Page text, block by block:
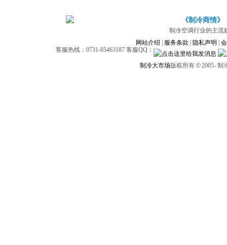
《制冷商情》
制冷空调行业的主流
网站介绍
服务条款 隐私声明
客服热线：0731-85463187 客服QQ：
制冷大市场版权所有 ©2005-制